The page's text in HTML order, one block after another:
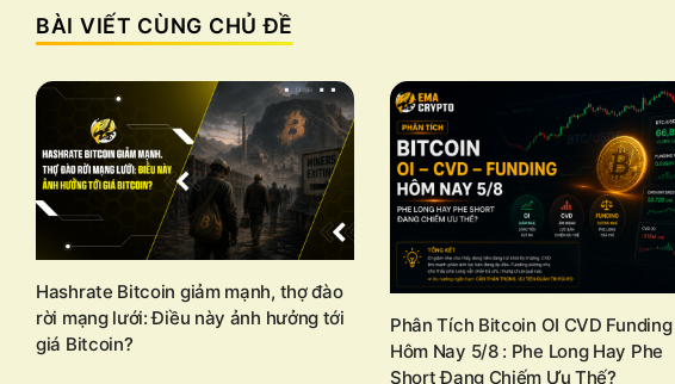
BÀI VIẾT CÙNG CHỦ ĐỀ
Hashrate Bitcoin giảm mạnh, thợ đào
rời mạng lưới: Điều này ảnh hưởng tới
giá Bitcoin?
Phân Tích Bitcoin OI CVD Funding
Hôm Nay 5/8 : Phe Long Hay Phe
Short Đang Chiếm Ưu Thế?